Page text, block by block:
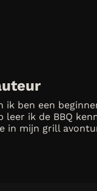
ik ben een
leer ik de BBQ
in mijn grill